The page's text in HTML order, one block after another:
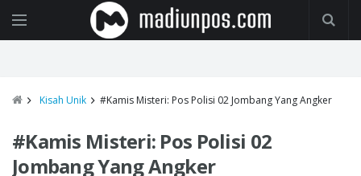
Kisah Unik #Kamis Misteri: Pos Polisi 02 Jombang Yang Angker
#Kamis Misteri: Pos Polisi 02
Jombang Yang Angker